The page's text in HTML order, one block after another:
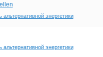
альтернативной энергетики
альтернативной энергетики